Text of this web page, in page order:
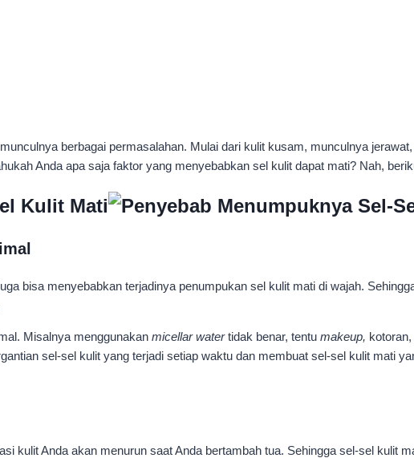
berbagai permasalahan. Mulai dari kulit kusam, munculnya
Anda apa saja faktor yang menyebabkan sel kulit dapat mati? Nah,
Kulit Mati
bisa menyebabkan terjadinya penumpukan sel kulit mati di wajah.
Misalnya menggunakan micellar watertidak benar, tentu makeup,
sel-sel kulit yang terjadi setiap waktu dan membuat sel-sel kulit mati
kulit Anda akan menurun saat Anda bertambah tua. Sehingga sel-sel kulit